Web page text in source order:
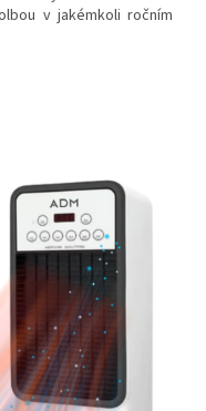
v jakémkoli ročním